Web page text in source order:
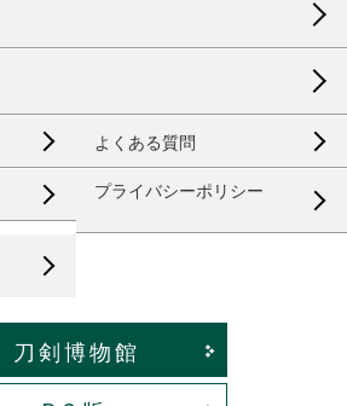
よくある質問
プライバシーポリシー
刀剣博物館